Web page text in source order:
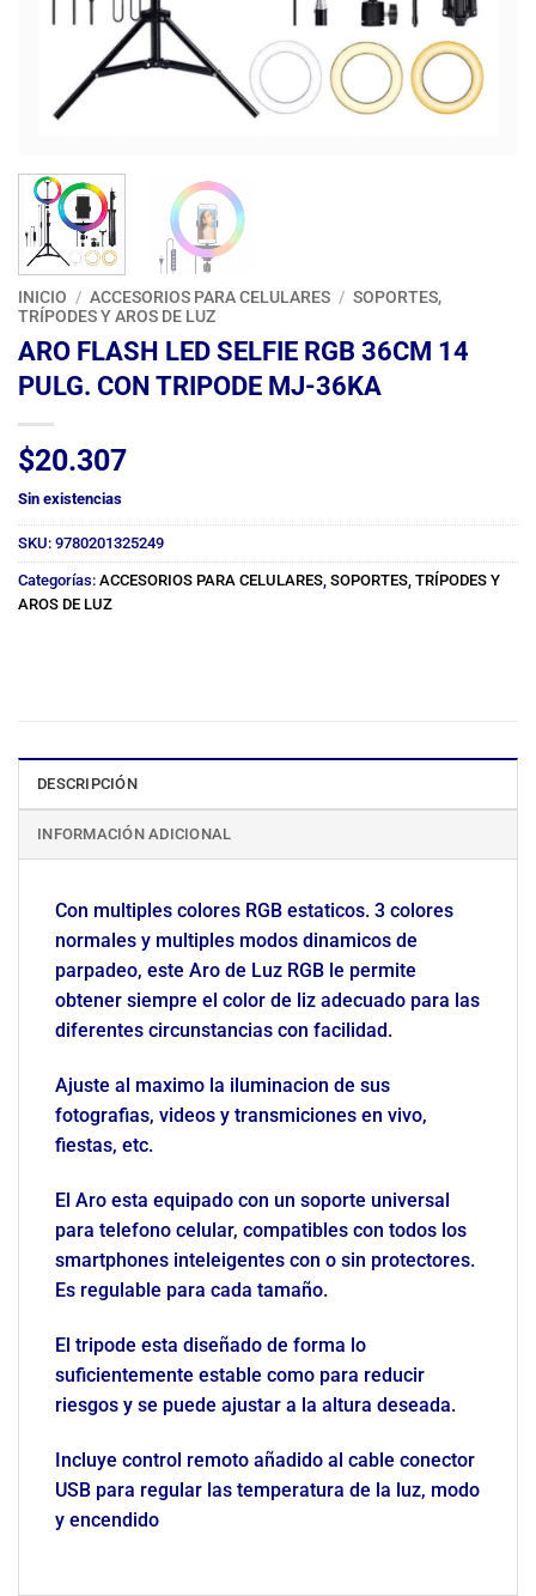
INICIO / ACCESORIOS PARA CELULARES / SOPORTES,
TRÍPODES Y AROS DE LUZ
ARO FLASH LED SELFIE RGB 36CM 14
PULG. CON TRIPODE MJ-36KA
$20.307
Sin existencias
SKU: 9780201325249
Categorías: ACCESORIOS PARA CELULARES SOPORTES, TRÍPODES Y
AROS DE LUZ
DESCRIPCIÓN
INFORMACIÓN ADICIONAL
Con multiples colores RGB estaticos. 3 colores
normales y multiples modos dinamicos de
parpadeo, este Aro de Luz RGB le permite
obtener siempre el color de liz adecuado para las
diferentes circunstancias con facilidad.
Ajuste al maximo la iluminacion de sus
fotografias, videos y transmiciones en vivo,
fiestas, etc.
El Aro esta equipado con un soporte universal
para telefono celular, compatibles con todos los
smartphones inteleigentes con o sin protectores.
Es regulable para cada tamaño.
El tripode esta diseñado de forma lo
suficientemente estable como para reducir
riesgos y se puede ajustar a la altura deseada.
Incluye control remoto añadido al cable conector
USB para regular las temperatura de la luz, modo
y encendido